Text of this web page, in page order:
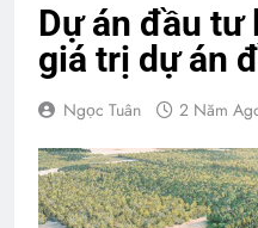
Dự án đầu tư
giá trị dự án
Ngọc Tuân 2 Năm